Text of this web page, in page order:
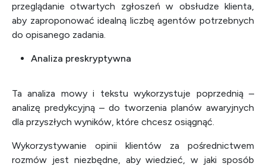
przeglądanie otwartych zgłoszeń w obsłudze klienta,
aby zaproponować idealną liczbę agentów potrzebnych
do opisanego zadania.
Analiza preskryptywna
Ta analiza mowy i tekstu wykorzystuje poprzednią –
analizę predykcyjną – do tworzenia planów awaryjnych
dla przyszłych wyników, które chcesz osiągnąć.
Wykorzystywanie opinii klientów za pośrednictwem
rozmów jest niezbędne, aby wiedzieć, w jaki sposób